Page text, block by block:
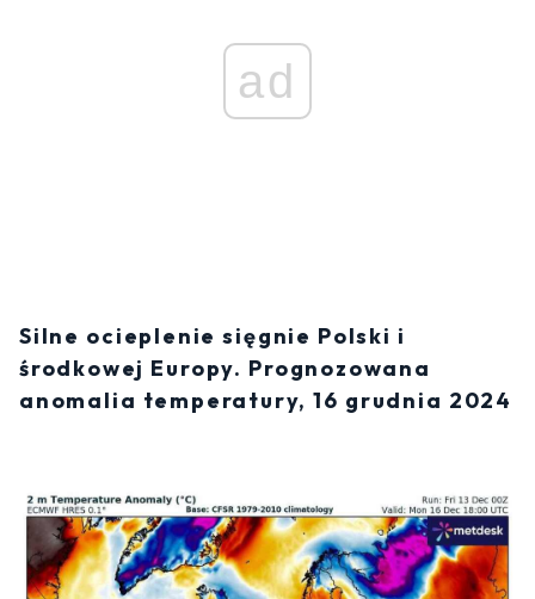
ad
Silne ocieplenie sięgnie Polski i
środkowej Europy. Prognozowana
anomalia temperatury, 16 grudnia 2024